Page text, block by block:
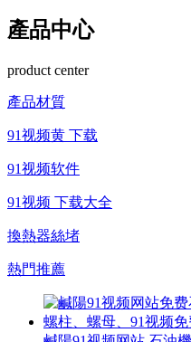
產品中心
product center
產品材質
91视频黄 下载
91视频软件
91视频 下载大全
換熱器絲堵
熱門推薦